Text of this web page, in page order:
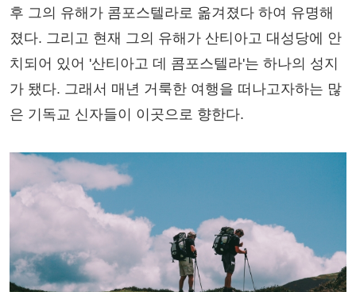
후 그의 유해가 콤포스텔라로 옮겨졌다 하여 유명해
졌다. 그리고 현재 그의 유해가 산티아고 대성당에 안
치되어 있어 '산티아고 데 콤포스텔라'는 하나의 성지
가 됐다. 그래서 매년 거룩한 여행을 떠나고자하는 많
은 기독교 신자들이 이곳으로 향한다.